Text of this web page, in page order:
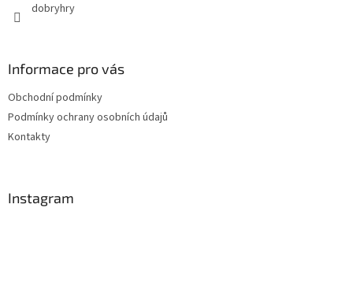
dobryhry
Informace pro vás
Obchodní podmínky
Podmínky ochrany osobních údajů
Kontakty
Instagram